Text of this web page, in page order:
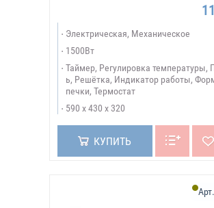
Электрическая, Механическое
1500Вт
Таймер, Регулировка температуры,
ь, Решётка, Индикатор работы,
печки, Термостат
590 х 430 х 320
КУПИТЬ